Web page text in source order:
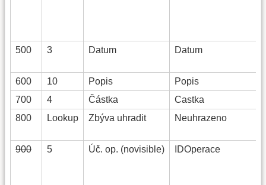
500 3 Datum Datum
600 10 Popis Popis
700
4 Částka Castka
800
Lookup Zbýva uhradit Neuhrazeno
900 5 Úč. op. (novisible) IDOperace